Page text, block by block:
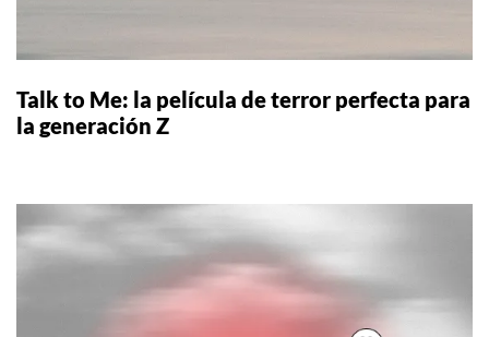
Talk to Me: la película de terror perfecta para
la generación Z